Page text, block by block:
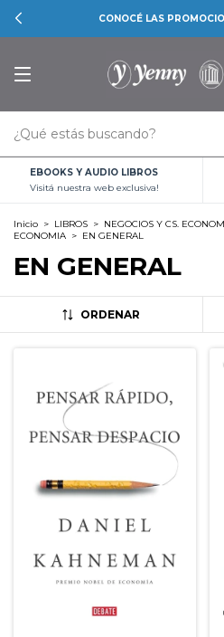
CONOCÉ LAS
EBOOKS Y AUDIO LIBROS
Visitá nuestra web exclusiva!
Inicio > LIBROS > NEGOCIOS Y CS.
ECONOMIA > EN GENERAL
EN GENERAL
ORDENAR